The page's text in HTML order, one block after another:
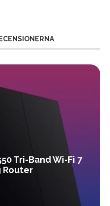
Tri-Band Wi-Fi 7
Router